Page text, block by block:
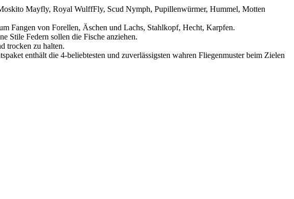
Mayfly, Royal WulffFly, Scud Nymph, Pupillenwürmer, Hummel, Motten
Fangen von Forellen, Äschen und Lachs, Stahlkopf, Hecht, Karpfen.
Stile Federn sollen die Fische anziehen.
trocken zu halten.
enthält die 4-beliebtesten und zuverlässigsten wahren Fliegenmuster beim Zielen